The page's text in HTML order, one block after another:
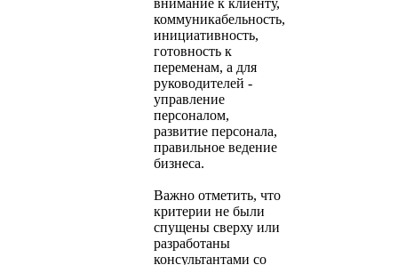
коммуникабельность,
инициативность,
готовность к
переменам, а для
руководителей -
управление
персоналом,
развитие персонала,
правильное ведение
бизнеса.
Важно отметить, что
критерии не были
спущены сверху или
разработаны
консультантами со